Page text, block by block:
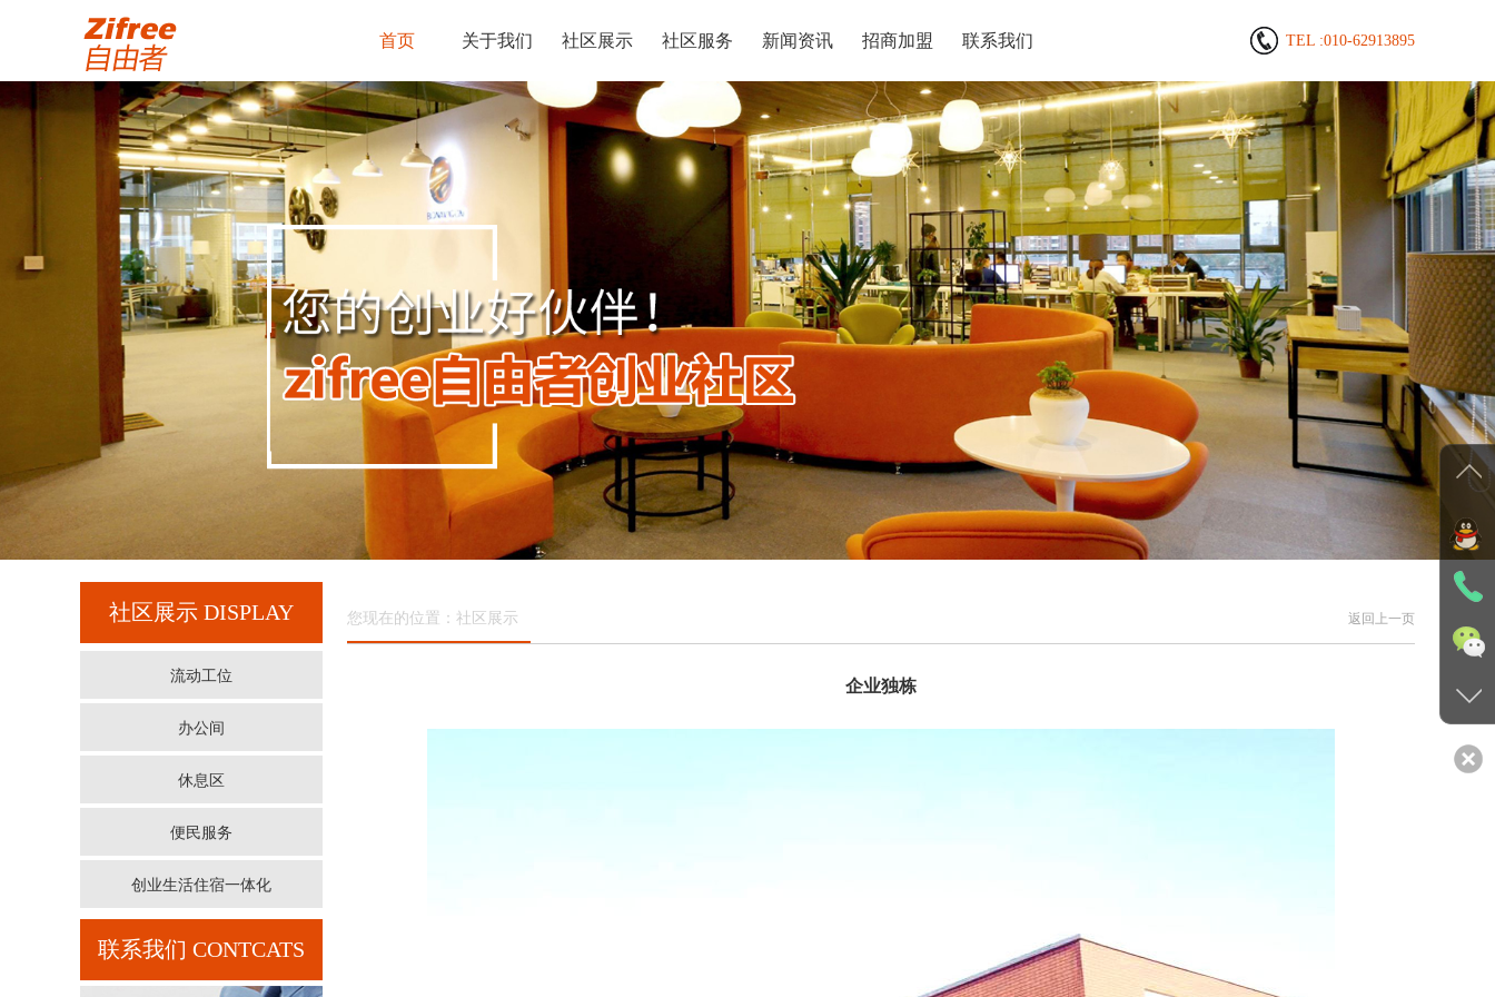
TEL :010-62913895
首页 关于我们 社区展示 社区服务 新闻资讯 招商加盟 联系我们
社区展示 DISPLAY
流动工位
办公间
休息区
便民服务
创业生活住宿一体化
联系我们 CONTCATS
您现在的位置：社区展示 返回上一页
企业独栋